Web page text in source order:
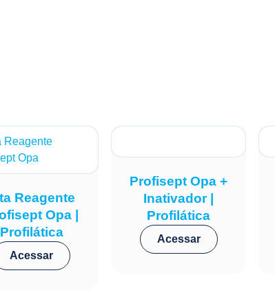
Reagente
Opa |
Profilática
Acessar
Profisept Opa +
Inativador |
Profilática
Acessar